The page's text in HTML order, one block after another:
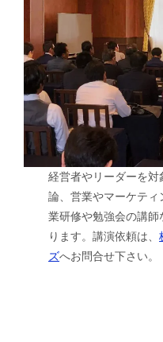
経営者やリーダーを
論、営業やマーケテ
業研修や勉強会の講
ります。講演依頼は、
ズへお問合せ下さい。